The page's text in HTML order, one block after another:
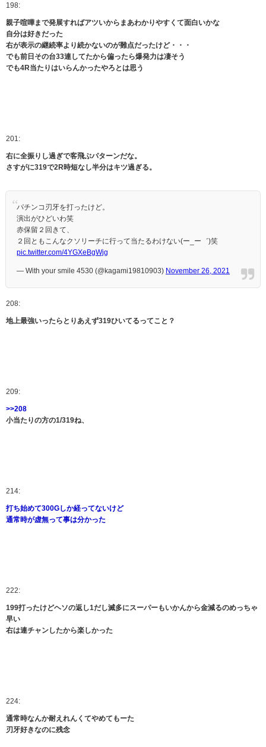
198:
親子喧嘩まで発展すればアツいからまあわかりやすくて面白いかな
自分は好きだった
右が表示の継続率より続かないのが難点だったけど・・・
でも前日その台33連してたから偏ったら爆発力は凄そう
でも4R当たりはいらんかったやろとは思う
201:
右に全振りし過ぎで客飛ぶパターンだな。
さすがに319で2R時短なし半分はキツ過ぎる。
パチンコ刃牙を打ったけど。
演出がひどいわ笑
赤保留２回きて、
２回ともこんなクソリーチに行って当たるわけない(ー_ー゛)笑
pic.twitter.com/4YGXeBgWjg
— With your smile 4530 (@kagami19810903) November 26, 2021
208:
地上最強いったらとりあえず319ひいてるってこと？
209:
>>208
小当たりの方の1/319ね、
214:
打ち始めて300Gしか経ってないけど
通常時が虚無って事は分かった
222:
199打ったけどヘソの返し1だし滅多にスーパーもいかんから金減るのめっちゃ
早い
右は連チャンしたから楽しかった
224:
通常時なんか耐えれんくてやめてもーた
刃牙好きなのに残念